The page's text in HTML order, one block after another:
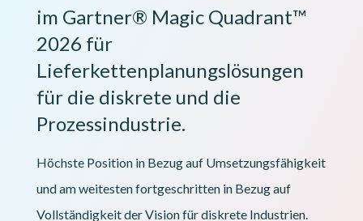
im Gartner® Magic Quadrant™
2026 für
Lieferkettenplanungslösungen
für die diskrete und die
Prozessindustrie.
Höchste Position in Bezug auf Umsetzungsfähigkeit
und am weitesten fortgeschritten in Bezug auf
Vollständigkeit der Vision für diskrete Industrien.